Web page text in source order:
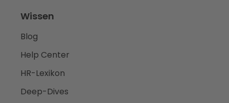
Wissen
Blog
Help Center
HR-Lexikon
Deep-Dives